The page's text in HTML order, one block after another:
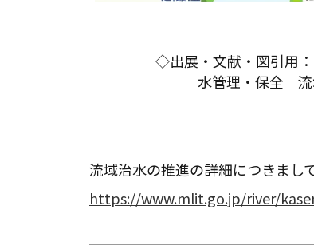
◇出展・文献・図引用
水管理・保全 流
流域治水の推進の詳細につきまし
https://www.mlit.go.jp/river/